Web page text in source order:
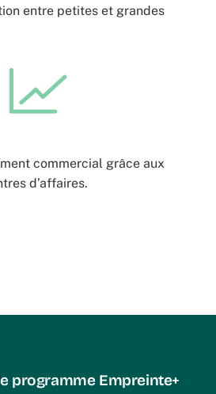
entre petites et grandes
commercial grâce aux
d’affaires.
programme Empreinte+